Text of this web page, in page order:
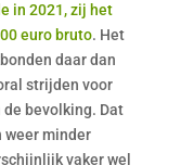
in 2021, zij het
euro bruto. Het
daar dan
strijden voor
bevolking. Dat
weer minder
vaker wel